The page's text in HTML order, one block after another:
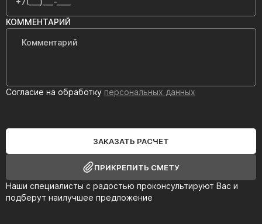
Наши специалисты с радостью проконсультируют Вас и
подберут наилучшее предложение
КОММЕНТАРИЙ
Согласие на обработку персональных данных
ЗАКАЗАТЬ РАСЧЕТ
ПРИКРЕПИТЬ СМЕТУ